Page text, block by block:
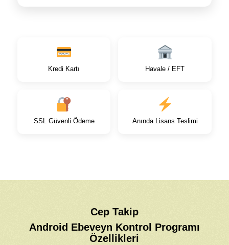
Kredi Kartı Havale / EFT
SSL Güvenli Ödeme Anında Lisans Teslimi
Cep Takip
Android Ebeveyn Kontrol Programı
Özellikleri